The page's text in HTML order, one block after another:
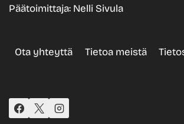
Päätoimittaja: Nelli Sivula
Ota yhteyttä Tietoa meistä